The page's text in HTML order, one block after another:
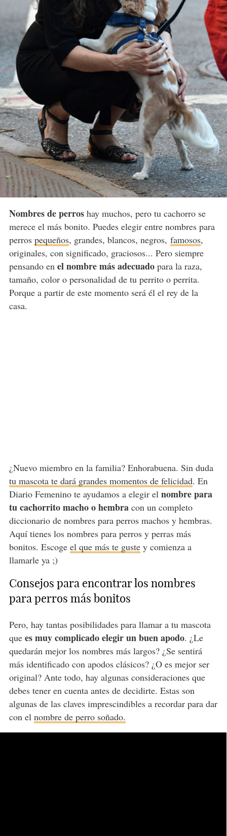
Nombres de perroshay muchos, pero tu cachorro se
merece el más bonito. Puedes elegir entre nombres para
perros pequeños, grandes, blancos, negros, famosos,
originales, con significado, graciosos... Pero siempre
pensando en el nombre más adecuadopara la raza,
tamaño, color o personalidad de tu perrito o perrita.
Porque a partir de este momento será él el rey de la
casa.
¿Nuevo miembro en la familia? Enhorabuena. Sin duda
tu mascota te dará grandes momentos de felicidad. En
Diario Femenino te ayudamos a elegir el nombre para
tu cachorrito macho o hembracon un completo
diccionario de nombres para perros machos y hembras.
Aquí tienes los nombres para perros y perras más
bonitos. Escoge el que más te gustey comienza a
llamarle ya ;)
Consejos para encontrar los nombres
para perros más bonitos
Pero, hay tantas posibilidades para llamar a tu mascota
quees muy complicado elegir un buen apodo. ¿Le
quedarán mejor los nombres más largos? ¿Se sentirá
más identificado con apodos clásicos? ¿O es mejor ser
original? Ante todo, hay algunas consideraciones que
debes tener en cuenta antes de decidirte. Estas son
algunas de las claves imprescindibles a recordar para dar
con el nombre de perro soñado.